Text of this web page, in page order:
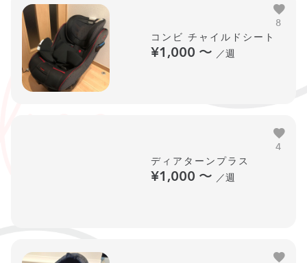
コンビ チャイルドシート
¥1,000 〜 ／週
8
ディアターンプラス
¥1,000 〜 ／週
4